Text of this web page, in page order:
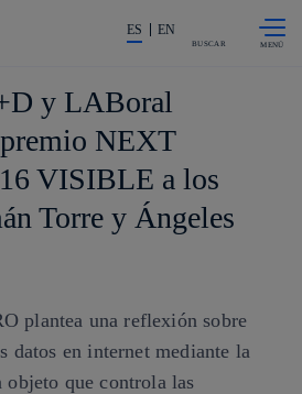
La acción en accionistas e
ES EN
BUSCAR
y LABoral
NEXT
VISIBLE a los
Torre y Ángeles
plantea una reflexión sobre
datos en internet mediante la
objeto que controla las